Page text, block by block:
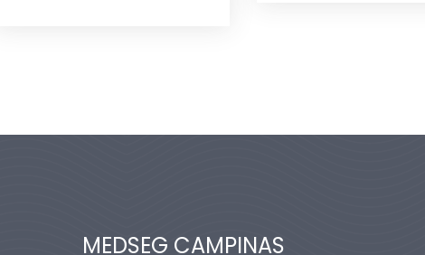
MEDSEG CAMPINAS